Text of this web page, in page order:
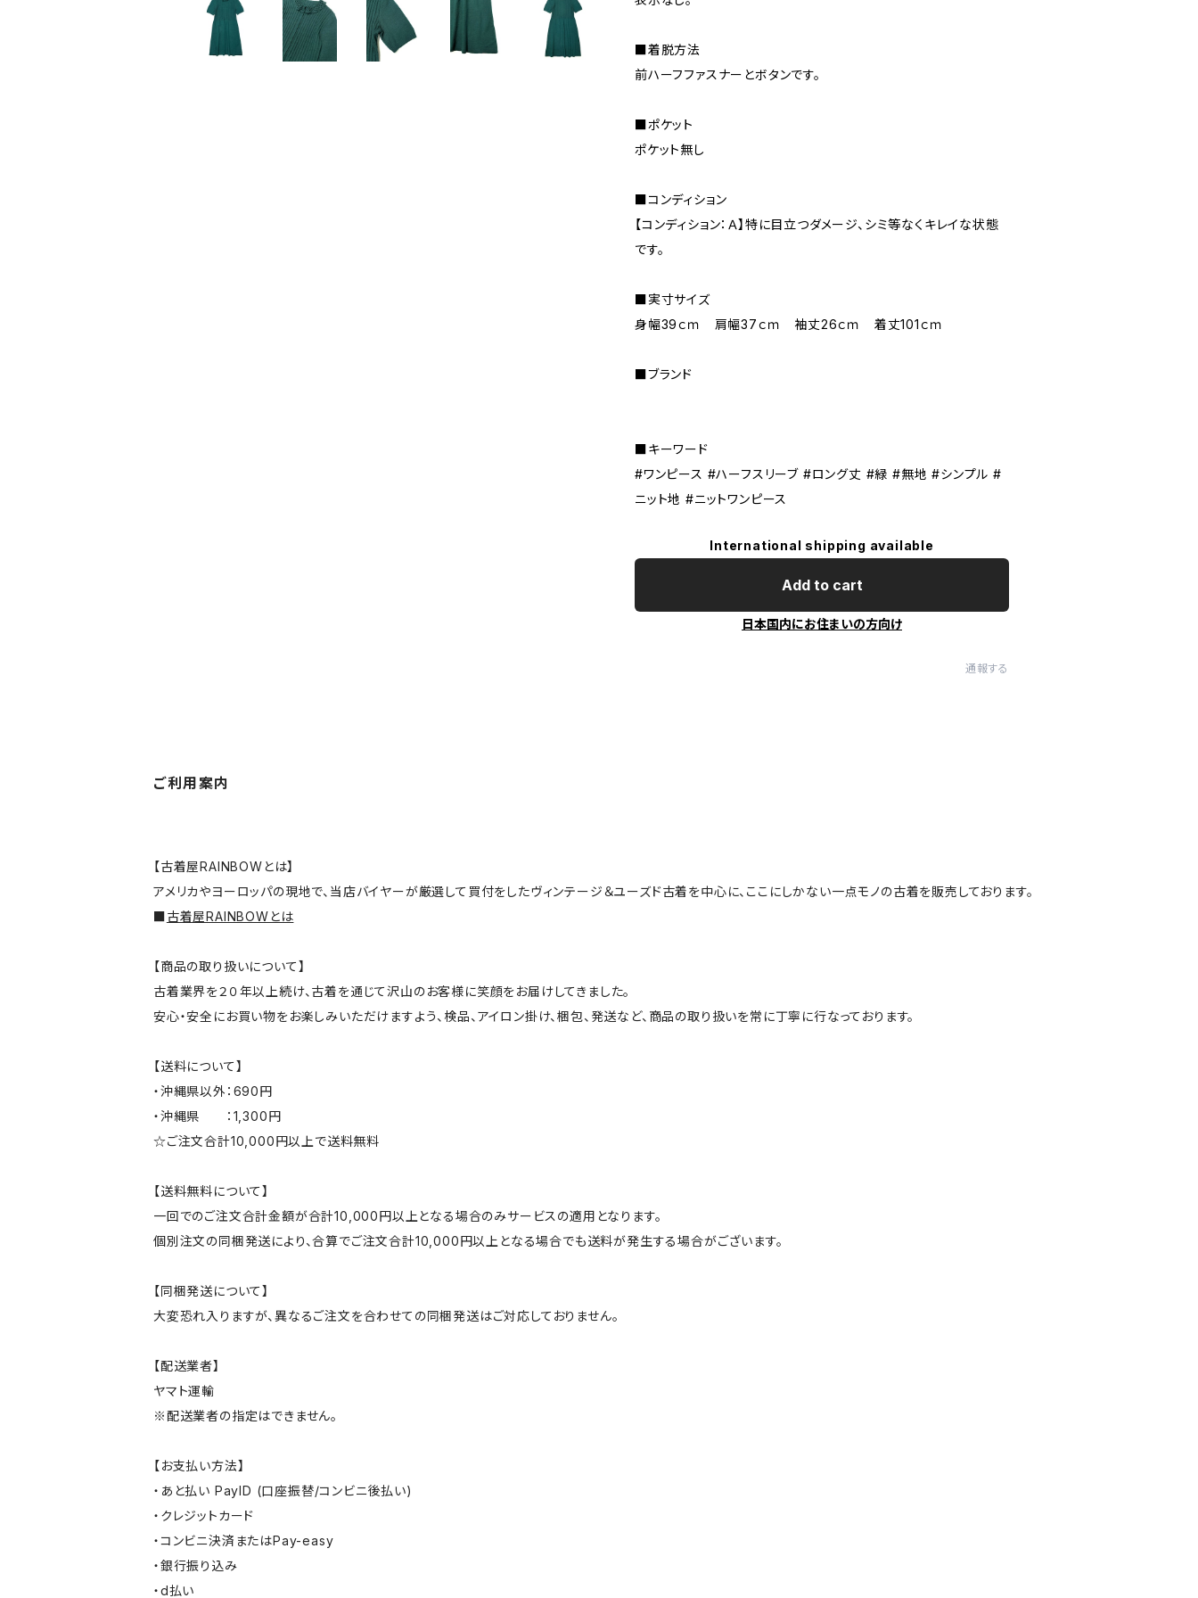
■着脱方法
前ハーフファスナーとボタンです。
■ポケット
ポケット無し
■コンディション
【コンディション：Ａ】特に目立つダメージ、シミ等なくキレイな状態
です。
■実寸サイズ
身幅39ｃｍ 肩幅37ｃｍ 袖丈26ｃｍ 着丈101ｃｍ
■ブランド
■キーワード
#ワンピース #ハーフスリーブ #ロング丈 #緑 #無地 #シンプル #
ニット地 #ニットワンピース
International shipping available
Add to cart
日本国内にお住まいの方向け
通報する
ご利用案内
【古着屋RAINBOWとは】
アメリカやヨーロッパの現地で、当店バイヤーが厳選して買付をしたヴィンテージ＆ユーズド古着を中心に、ここにしかない一点モノの古着を販売しております。
■古着屋RAINBOWとは
【商品の取り扱いについて】
古着業界を２０年以上続け、古着を通じて沢山のお客様に笑顔をお届けしてきました。
安心・安全にお買い物をお楽しみいただけますよう、検品、アイロン掛け、梱包、発送など、商品の取り扱いを常に丁寧に行なっております。
【送料について】
・沖縄県以外：690円
・沖縄県 ：1,300円
☆ご注文合計10,000円以上で送料無料
【送料無料について】
一回でのご注文合計金額が合計10,000円以上となる場合のみサービスの適用となります。
個別注文の同梱発送により、合算でご注文合計10,000円以上となる場合でも送料が発生する場合がございます。
【同梱発送について】
大変恐れ入りますが、異なるご注文を合わせての同梱発送はご対応しておりません。
【配送業者】
ヤマト運輸
※配送業者の指定はできません。
【お支払い方法】
・あと払い PayID (口座振替/コンビニ後払い)
・クレジットカード
・コンビニ決済またはPay-easy
・銀行振り込み
・d払い